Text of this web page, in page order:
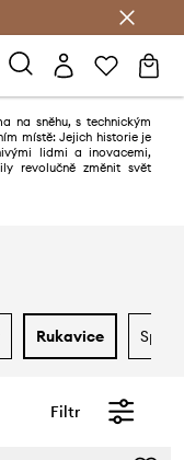
na sněhu, s technickým
místě: Jejich historie je
lidmi a inovacemi,
revolučně změnit svět
rukavice
Filtr